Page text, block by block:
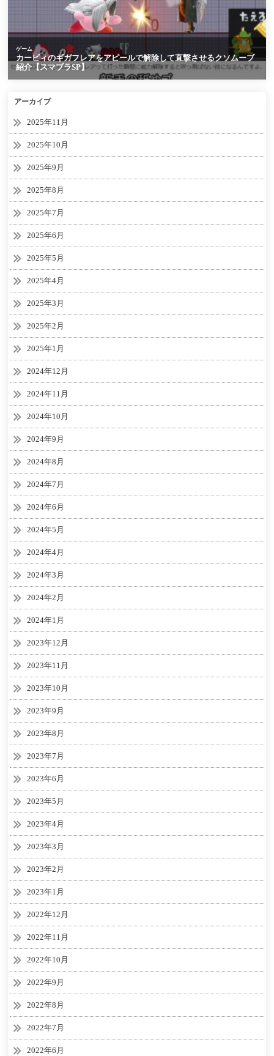
アーカイブ
2025年11月
2025年10月
2025年9月
2025年8月
2025年7月
2025年6月
2025年5月
2025年4月
2025年3月
2025年2月
2025年1月
2024年12月
2024年11月
2024年10月
2024年9月
2024年8月
2024年7月
2024年6月
2024年5月
2024年4月
2024年3月
2024年2月
2024年1月
2023年12月
2023年11月
2023年10月
2023年9月
2023年8月
2023年7月
2023年6月
2023年5月
2023年4月
2023年3月
2023年2月
2023年1月
2022年12月
2022年11月
2022年10月
2022年9月
2022年8月
2022年7月
2022年6月